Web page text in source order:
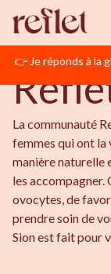
👉 Je réponds à la
Reflet Sion
La communauté
femmes qui ont
manière naturelle
les accompagner.
ovocytes, de
prendre soin de
Sion est fait pour